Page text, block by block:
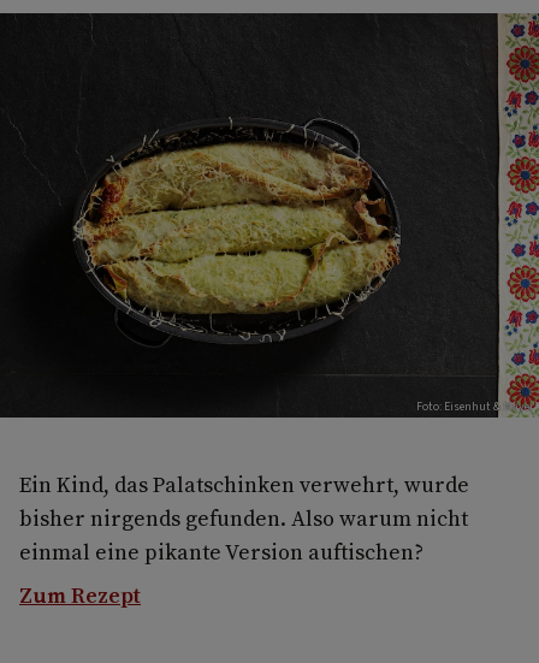
Foto: Eisenhut & Mayer
Ein Kind, das Palatschinken verwehrt, wurde
bisher nirgends gefunden. Also warum nicht
einmal eine pikante Version auftischen?
Zum Rezept